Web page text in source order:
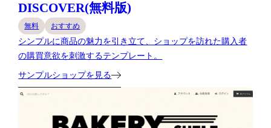
DISCOVER(無料版)
無料 おすすめ
シンプルに商品の魅力を引き立て、ショップを訪れた購入者
の購買意欲を刺激するテンプレート。
サンプルショップを見る